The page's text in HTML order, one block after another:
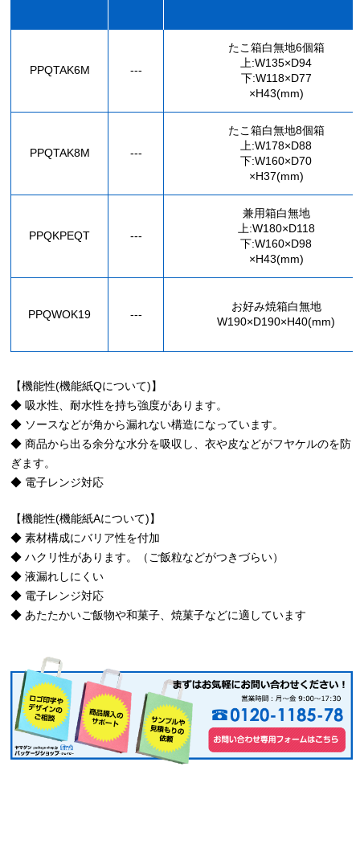
PPQTAK6M ---
たこ箱白無地6個箱
上:W135×D94
下:W118×D77
×H43(mm)
PPQTAK8M ---
たこ箱白無地8個箱
上:W178×D88
下:W160×D70
×H37(mm)
PPQKPEQT ---
兼用箱白無地
上:W180×D118
下:W160×D98
×H43(mm)
PPQWOK19 ---
お好み焼箱白無地
W190×D190×H40(mm)
【機能性(機能紙Qについて)】
◆ 吸水性、耐水性を持ち強度があります。
◆ ソースなどが角から漏れない構造になっています。
◆ 商品から出る余分な水分を吸収し、衣や皮などがフヤケルのを防
ぎます。
◆ 電子レンジ対応
【機能性(機能紙Aについて)】
◆ 素材構成にバリア性を付加
◆ ハクリ性があります。（ご飯粒などがつきづらい）
◆ 液漏れしにくい
◆ 電子レンジ対応
◆ あたたかいご飯物や和菓子、焼菓子などに適しています